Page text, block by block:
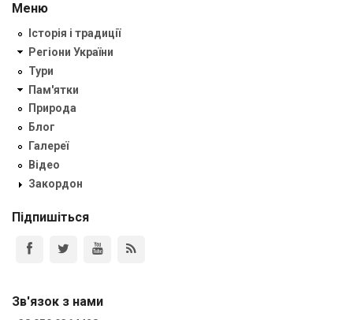
Меню
Історія і традиції
Регіони України
Тури
Пам'ятки
Природа
Блог
Галереї
Відео
Закордон
Підпишіться
Зв'язок з нами